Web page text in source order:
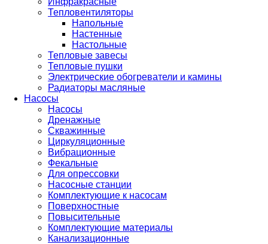
Тепловентиляторы
Напольные
Настенные
Настольные
Тепловые завесы
Тепловые пушки
Электрические обогреватели и камины
Радиаторы масляные
Насосы
Насосы
Дренажные
Скважинные
Циркуляционные
Вибрационные
Фекальные
Для опрессовки
Насосные станции
Комплектующие к насосам
Поверхностные
Повысительные
Комплектующие материалы
Канализационные